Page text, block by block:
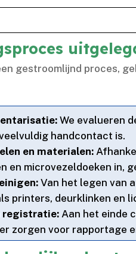
gestroomlijnd proces,
We evalueren
handcontact is.​
en materialen:
en microvezeldoeken in,
Van het legen van
printers, deurklinken en
registratie: Aan het einde
zorgen voor rapportage